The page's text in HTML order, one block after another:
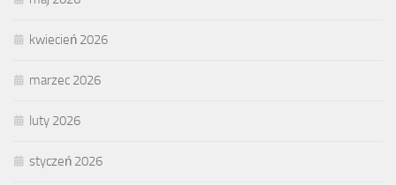
kwiecień 2026
marzec 2026
luty 2026
styczeń 2026